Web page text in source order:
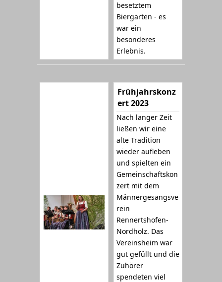
besetztem
Biergarten - es
war ein
besonderes
Erlebnis.
Frühjahrskonz
ert 2023
Nach langer Zeit
ließen wir eine
alte Tradition
wieder aufleben
und spielten ein
Gemeinschaftskon
zert mit dem
Männergesangsve
rein
Rennertshofen-
Nordholz. Das
Vereinsheim war
gut gefüllt und die
Zuhörer
spendeten viel